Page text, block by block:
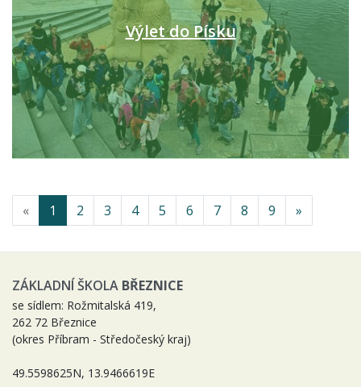
Výlet do Písku
« 1 2 3 4 5 6 7 8 9 »
ZÁKLADNÍ ŠKOLA BŘEZNICE
se sídlem: Rožmitalská 419,
262 72 Březnice
(okres Příbram - Středočeský kraj)
49.5598625N, 13.9466619E